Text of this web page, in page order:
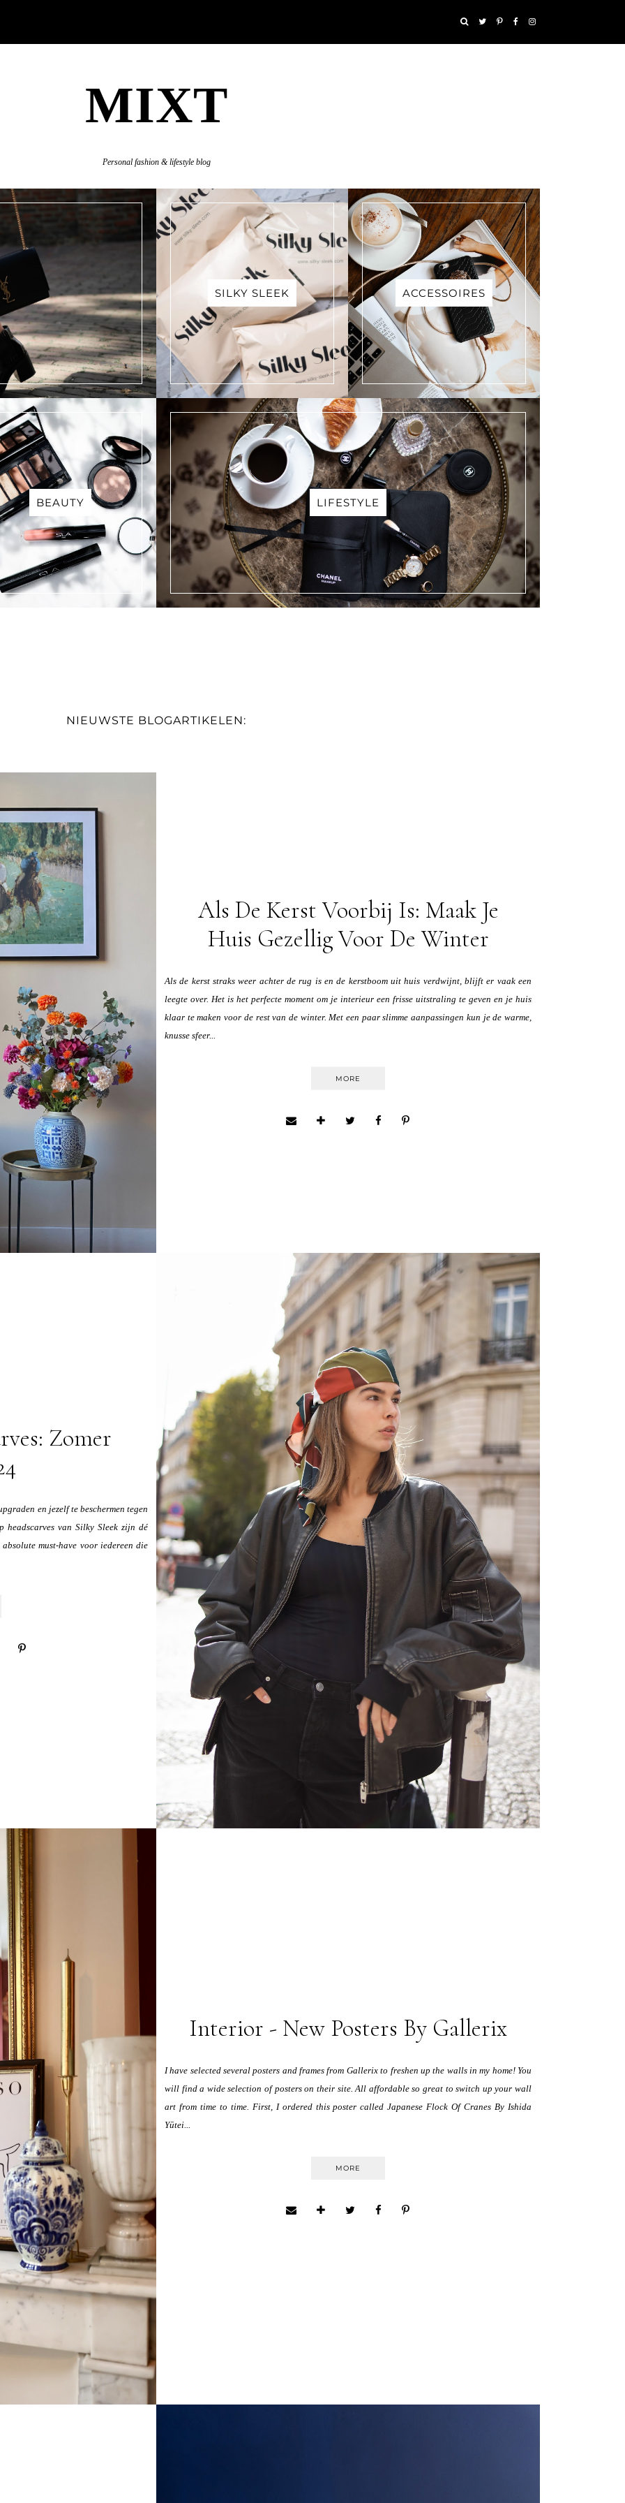
MIXT
Personal fashion & lifestyle blog
SILKY SLEEK ACCESSOIRES
BEAUTY LIFESTYLE
NIEUWSTE BLOGARTIKELEN:
Als De Kerst Voorbij Is: Maak Je
Huis Gezellig Voor De Winter
Als de kerst straks weer achter de rug is en de kerstboom uit huis verdwijnt, blijft er vaak een
leegte over. Het is het perfecte moment om je interieur een frisse uitstraling te geven en je huis
klaar te maken voor de rest van de winter. Met een paar slimme aanpassingen kun je de warme,
knusse sfeer...
MORE
Zomer
en jezelf te beschermen tegen
headscarves van Silky Sleek zijn dé
must-have voor iedereen die
Interior - New Posters By Gallerix
I have selected several posters and frames from Gallerix to freshen up the walls in my home! You
will find a wide selection of posters on their site. All affordable so great to switch up your wall
art from time to time. First, I ordered this poster called Japanese Flock Of Cranes By Ishida
Yūtei...
MORE